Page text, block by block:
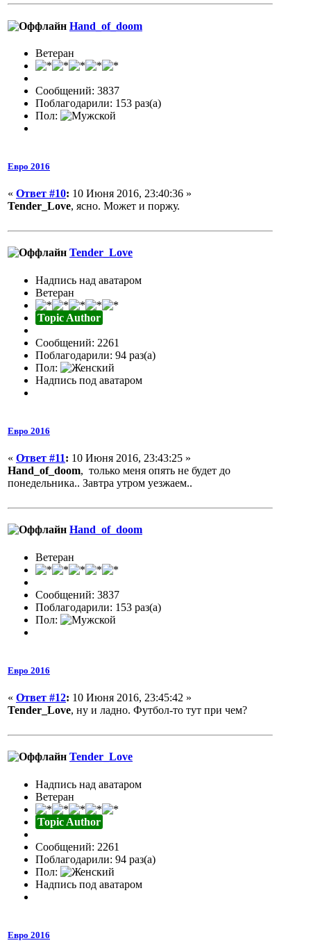
Hand_of_doom
Ветеран
Сообщений: 3837
Поблагодарили: 153 раз(а)
Пол:
Евро 2016
« Ответ #10: 10 Июня 2016, 23:40:36 »
Tender_Love, ясно. Может и поржу.
Tender_Love
Надпись над аватаром
Ветеран
Topic Author
Сообщений: 2261
Поблагодарили: 94 раз(а)
Пол:
Надпись под аватаром
Евро 2016
« Ответ #11: 10 Июня 2016, 23:43:25 »
Hand_of_doom, только меня опять не будет до
понедельника.. Завтра утром уезжаем..
Hand_of_doom
Ветеран
Сообщений: 3837
Поблагодарили: 153 раз(а)
Пол:
Евро 2016
« Ответ #12: 10 Июня 2016, 23:45:42 »
Tender_Love, ну и ладно. Футбол-то тут при чем?
Tender_Love
Надпись над аватаром
Ветеран
Topic Author
Сообщений: 2261
Поблагодарили: 94 раз(а)
Пол:
Надпись под аватаром
Евро 2016